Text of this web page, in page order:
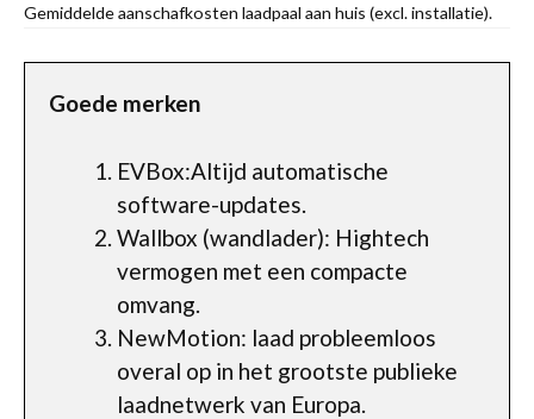
Gemiddelde aanschafkosten laadpaal aan huis (excl. installatie).
Goede merken
EVBox:Altijd automatische
software-updates.
Wallbox (wandlader): Hightech
vermogen met een compacte
omvang.
NewMotion: laad probleemloos
overal op in het grootste publieke
laadnetwerk van Europa.